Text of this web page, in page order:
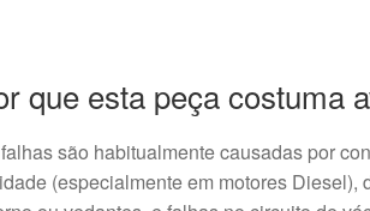
que esta peça costuma
são habitualmente causadas por
(especialmente em motores Diesel),